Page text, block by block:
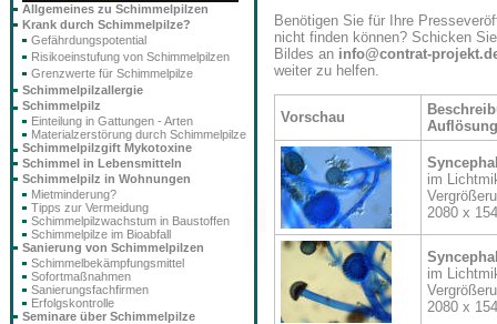
Benötigen Sie für Ihre
nicht finden können? Schicken
Bildes an info@contrat-
weiter zu helfen.
Vorschau
Auflösung
im
2080 x
im
2080 x
Allgemeines zu Schimmelpilzen
Krank durch Schimmelpilze?
Gefährdungspotential
Risikoeinstufung von Schimmelpilzen
Grenzwerte für Schimmelpilze
Schimmelpilzallergie
Schimmelpilz
Einteilung in Gattungen - Arten
Materialzerstörung durch Schimmelpilze
Schimmelpilzgift Mykotoxine
Schimmel in Lebensmitteln
Schimmelpilz in Wohnungen
Mietminderung?
Tipps zur Vermeidung
Schimmelpilzwachstum in Baustoffen
Schimmelpilze im Bioabfall
Sanierung von Schimmelpilzen
Schimmelbekämpfungsmittel
Sofortmaßnahmen
Sanierungsfachfirmen
Erfolgskontrolle
Seminare über Schimmelpilze